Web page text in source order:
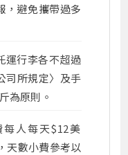
，避免攜帶過多
運行李各不超過
司所規定〉及手
為原則。
人每天$12美
天數小費參考以